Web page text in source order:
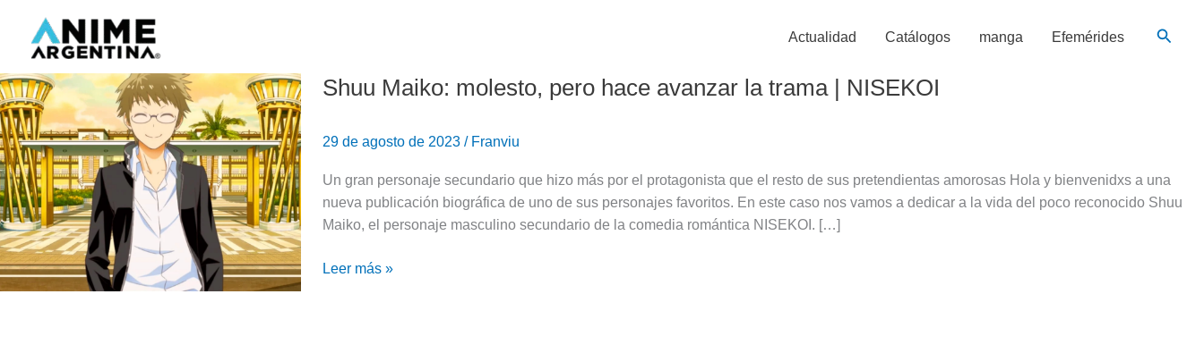
contenido
Actualidad Catálogos manga Efemérides
Shuu Maiko: molesto, pero hace avanzar la trama | NISEKOI
29 de agosto de 2023 / Franviu
Un gran personaje secundario que hizo más por el protagonista que el resto de sus pretendientas amorosas Hola y bienvenidxs a una
nueva publicación biográfica de uno de sus personajes favoritos. En este caso nos vamos a dedicar a la vida del poco reconocido Shuu
Maiko, el personaje masculino secundario de la comedia romántica NISEKOI. […]
Shuu
pero
hace
la
|Leer más »